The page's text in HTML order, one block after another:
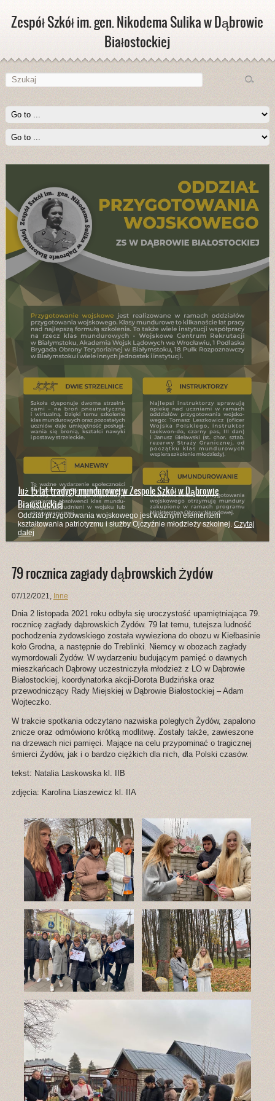
Zespół Szkół im. gen. Nikodema Sulika w Dąbrowie
Białostockiej
Już 15 lat tradycji mundurowej w Zespole Szkół w Dąbrowie
Białostockiej
Oddział przygotowania wojskowego jest ważnym elementem
kształtowania patriotyzmu i służby Ojczyźnie młodzieży szkolnej. Czytaj
dalej
79 rocznica zagłady dąbrowskich Żydów
07/12/2021, Inne
Dnia 2 listopada 2021 roku odbyła się uroczystość upamiętniająca 79.
rocznicę zagłady dąbrowskich Żydów. 79 lat temu, tutejsza ludność
pochodzenia żydowskiego została wywieziona do obozu w Kiełbasinie
koło Grodna, a następnie do Treblinki. Niemcy w obozach zagłady
wymordowali Żydów. W wydarzeniu budującym pamięć o dawnych
mieszkańcach Dąbrowy uczestniczyła młodzież z LO w Dąbrowie
Białostockiej, koordynatorka akcji-Dorota Budzińska oraz
przewodniczący Rady Miejskiej w Dąbrowie Białostockiej – Adam
Wojteczko.
W trakcie spotkania odczytano nazwiska poległych Żydów, zapalono
znicze oraz odmówiono krótką modlitwę. Zostały także, zawieszone
na drzewach nici pamięci. Mające na celu przypominać o tragicznej
śmierci Żydów, jak i o bardzo ciężkich dla nich, dla Polski czasów.
tekst: Natalia Laskowska kl. IIB
zdjęcia: Karolina Liaszewicz kl. IIA